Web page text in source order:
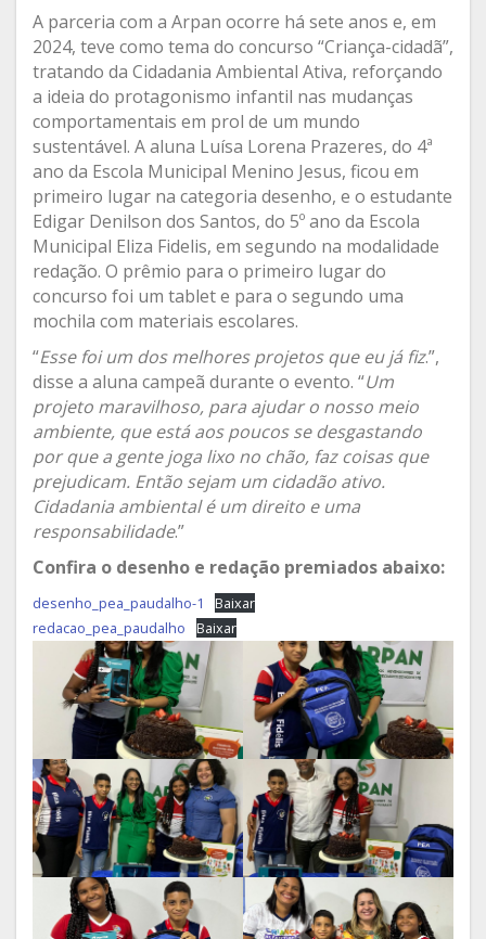
A parceria com a Arpan ocorre há sete anos e, em
2024, teve como tema do concurso “Criança-cidadã”,
tratando da Cidadania Ambiental Ativa, reforçando
a ideia do protagonismo infantil nas mudanças
comportamentais em prol de um mundo
sustentável. A aluna Luísa Lorena Prazeres, do 4ª
ano da Escola Municipal Menino Jesus, ficou em
primeiro lugar na categoria desenho, e o estudante
Edigar Denilson dos Santos, do 5º ano da Escola
Municipal Eliza Fidelis, em segundo na modalidade
redação. O prêmio para o primeiro lugar do
concurso foi um tablet e para o segundo uma
mochila com materiais escolares.
“Esse foi um dos melhores projetos que eu já fiz.”,
disse a aluna campeã durante o evento. “Um
projeto maravilhoso, para ajudar o nosso meio
ambiente, que está aos poucos se desgastando
por que a gente joga lixo no chão, faz coisas que
prejudicam. Então sejam um cidadão ativo.
Cidadania ambiental é um direito e uma
responsabilidade.”
Confira o desenho e redação premiados abaixo:
desenho_pea_paudalho-1
Baixar
redacao_pea_paudalho
Baixar